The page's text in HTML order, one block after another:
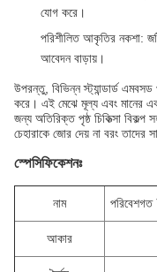
যোগ করে।
পরিশীলিত আকৃতির নকশা:
আবেদন বাড়ায়।
উপরন্তু, বিভিন্ন স্ট্যান্ডার্ড এমবসড
করে। এই মেঝে মূল্য এবং মানের
জন্য অতিরিক্ত পৃষ্ঠ চিকিত্সা বিকল্প
চেহারাকে জোর দেয় না বরং
স্পেসিফিকেশনঃ
নাম
আকার